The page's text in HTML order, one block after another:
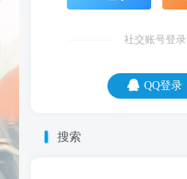
社交账号登录
QQ登录
搜索
社交账号登录
QQ登录